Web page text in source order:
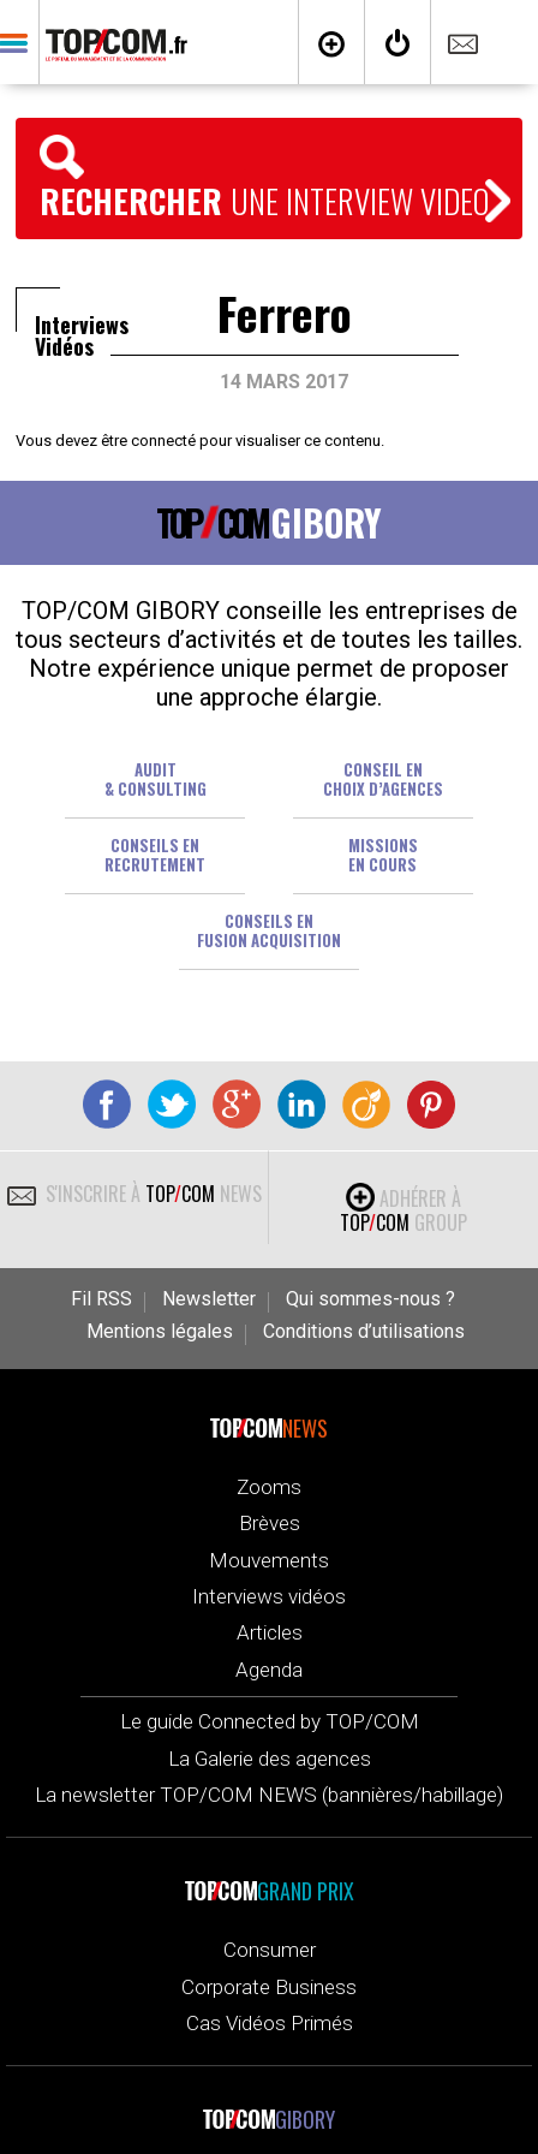
RECHERCHER UNE INTERVIEW VIDEO
Interviews
Vidéos Ferrero
14 MARS 2017
Vous devez être connecté pour visualiser ce contenu.
TOP COMGIBORY
TOP/COM GIBORY conseille les entreprises de
tous secteurs d’activités et de toutes les tailles.
Notre expérience unique permet de proposer
une approche élargie.
AUDIT
& CONSULTING
CONSEIL EN
CHOIX D’AGENCES
CONSEILS EN
RECRUTEMENT
MISSIONS
EN COURS
CONSEILS EN
FUSION ACQUISITION
S'INSCRIRE À TOP/COM NEWS
ADHÉRER À
TOP/COM GROUP
Fil RSS Newsletter
Qui sommes-nous ?
Mentions légales
Conditions d’utilisations
NEWS
Zooms
Brèves
Mouvements
Interviews vidéos
Articles
Agenda
Le guide Connected by TOP/COM
La Galerie des agences
La newsletter TOP/COM NEWS (bannières/habillage)
GRAND PRIX
Consumer
Corporate Business
Cas Vidéos Primés
GIBORY